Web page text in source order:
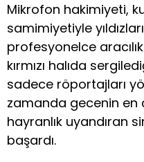
Mikrofon hakimiyeti,
samimiyetiyle
profesyonelce
kırmızı halıda
sadece röportajları
zamanda gecenin en
hayranlık uyandıran
başardı.